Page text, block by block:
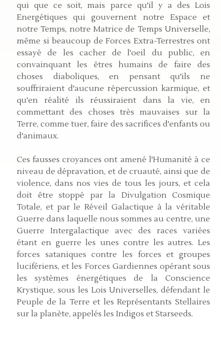
qui que ce soit, mais parce qu'il y a des Lois
Energétiques qui gouvernent notre Espace et
notre Temps, notre Matrice de Temps Universelle,
même si beaucoup de Forces Extra-Terrestres ont
essayé de les cacher de l'oeil du public, en
convainquant les êtres humains de faire des
choses diaboliques, en pensant qu'ils ne
souffriraient d'aucune répercussion karmique, et
qu'en réalité ils réussiraient dans la vie, en
commettant des choses très mauvaises sur la
Terre, comme tuer, faire des sacrifices d'enfants ou
d'animaux.
Ces fausses croyances ont amené l'Humanité à ce
niveau de dépravation, et de cruauté, ainsi que de
violence, dans nos vies de tous les jours, et cela
doit être stoppé par la Divulgation Cosmique
Totale, et par le Réveil Galactique à la véritable
Guerre dans laquelle nous sommes au centre, une
Guerre Intergalactique avec des races variées
étant en guerre les unes contre les autres. Les
forces sataniques contre les forces et groupes
lucifériens, et les Forces Gardiennes opérant sous
les systèmes énergétiques de la Conscience
Krystique, sous les Lois Universelles, défendant le
Peuple de la Terre et les Représentants Stellaires
sur la planète, appelés les Indigos et Starseeds.